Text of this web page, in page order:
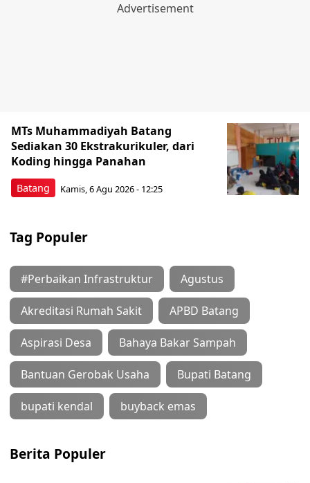
Batang
MTs Muhammadiyah Batang
Sediakan 30 Ekstrakurikuler, dari
Koding hingga Panahan
Kamis, 6 Agu 2026 - 12:25
Tag Populer
#Perbaikan Infrastruktur Agustus
Akreditasi Rumah Sakit APBD Batang
Aspirasi Desa Bahaya Bakar Sampah
Bantuan Gerobak Usaha Bupati Batang
bupati kendal buyback emas
Berita Populer